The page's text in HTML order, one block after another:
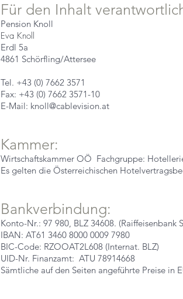
Für den Inhalt
Pension Knoll
Eva Knoll
Erdl 5a
4861 Schörfling/Attersee
Tel. +43 (0) 7662 3571
Fax: +43 (0) 7662 3571-10
E-Mail: knoll@cablevision.at
Kammer:
Wirtschaftskammer OÖ Fachgruppe:
Es gelten die Österreichischen
Bankverbindung:
Konto-Nr.: 97 980, BLZ 34608. (Raiffeisenbank
IBAN: AT61 3460 8000 0009 7980
BIC-Code: RZOOAT2L608 (Internat. BLZ)
UID-Nr. Finanzamt: ATU 78914668
Sämtliche auf den Seiten angeführte Preise in